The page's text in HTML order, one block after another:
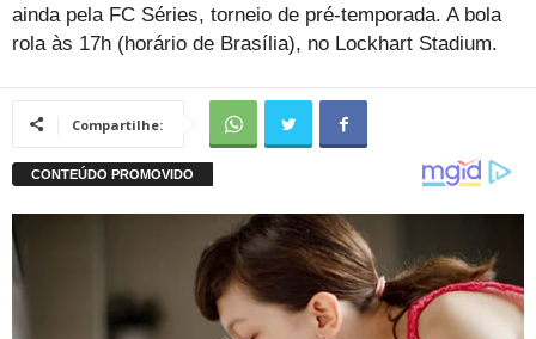
ainda pela FC Séries, torneio de pré-temporada. A bola
rola às 17h (horário de Brasília), no Lockhart Stadium.
Compartilhe: